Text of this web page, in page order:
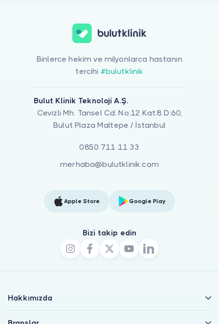
Binlerce hekim ve milyonlarca hastanın
tercihi #bulutklinik
Bulut Klinik Teknoloji A.Ş.
Cevizli Mh. Tansel Cd. No:12 Kat:8 D:60,
Bulut Plaza Maltepe / İstanbul
0850 711 11 33
merhaba@bulutklinik.com
Apple Store Google Play
Bizi takip edin
Hakkımızda